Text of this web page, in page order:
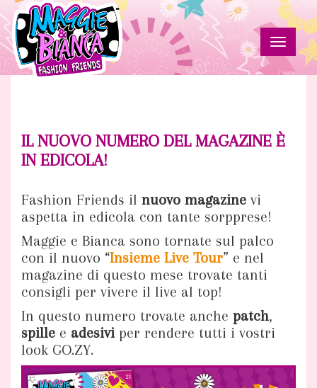
Salta
al
contenuto
principale
Fashion
Friends
Toggle
numero
del
magazine
in
edicola!
IL NUOVO NUMERO DEL MAGAZINE È
IN EDICOLA!
Fashion Friends il nuovo magazine vi
aspetta in edicola con tante sorpprese!
Maggie e Bianca sono tornate sul palco
con il nuovo “Insieme Live Tour” e nel
magazine di questo mese trovate tanti
consigli per vivere il live al top!
In questo numero trovate anche patch,
spille e adesivi per rendere tutti i vostri
look GO.ZY.